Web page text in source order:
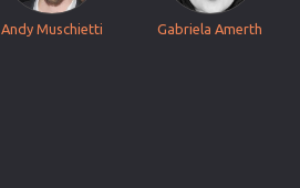
Andy Muschietti Gabriela Amerth